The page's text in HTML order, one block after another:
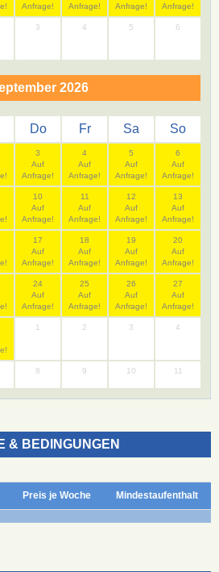
Anfrage!
Anfrage!
Anfrage!
Anfrage!
3 4 5 6
2026
Do Fr Sa So
3
Auf
Anfrage!
4
Auf
Anfrage!
5
Auf
Anfrage!
6
Auf
Anfrage!
10
Auf
Anfrage!
11
Auf
Anfrage!
12
Auf
Anfrage!
13
Auf
Anfrage!
17
Auf
Anfrage!
18
Auf
Anfrage!
19
Auf
Anfrage!
20
Auf
Anfrage!
24
Auf
Anfrage!
25
Auf
Anfrage!
26
Auf
Anfrage!
27
Auf
Anfrage!
1 2 3 4
8 9 10 11
& BEDINGUNGEN
Preis je Woche Mindestaufenthalt